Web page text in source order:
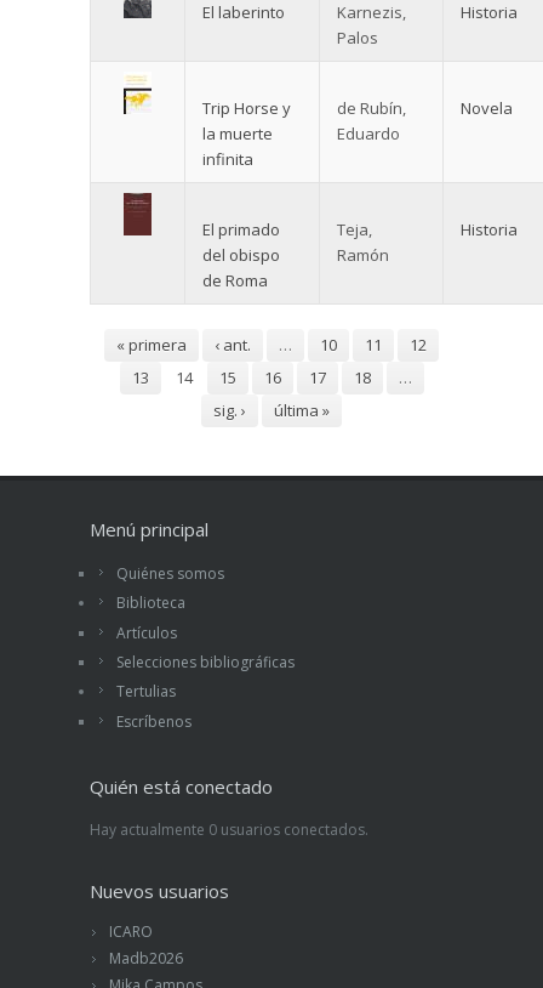
El laberinto
Karnezis,
Palos
Historia
Trip Horse y
la muerte
infinita
de Rubín,
Eduardo
Novela
El primado
del obispo
de Roma
Teja,
Ramón
Historia
Páginas
« primera ‹ ant. … 10 11
12
13
14 15 16 17 18
…
sig. ›
última »
Menú principal
Quiénes somos
Biblioteca
Artículos
Selecciones bibliográficas
Tertulias
Escríbenos
Quién está conectado
Hay actualmente 0 usuarios conectados.
Nuevos usuarios
ICARO
Madb2026